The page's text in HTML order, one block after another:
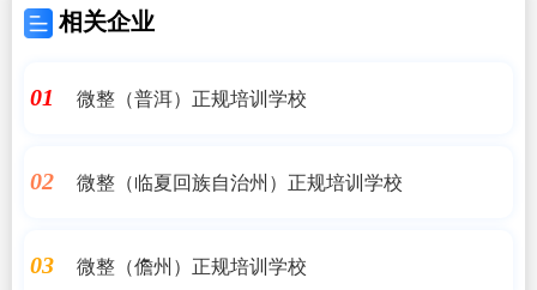
相关企业
01 微整（普洱）正规培训学校
02 微整（临夏回族自治州）正规培训学校
03 微整（儋州）正规培训学校